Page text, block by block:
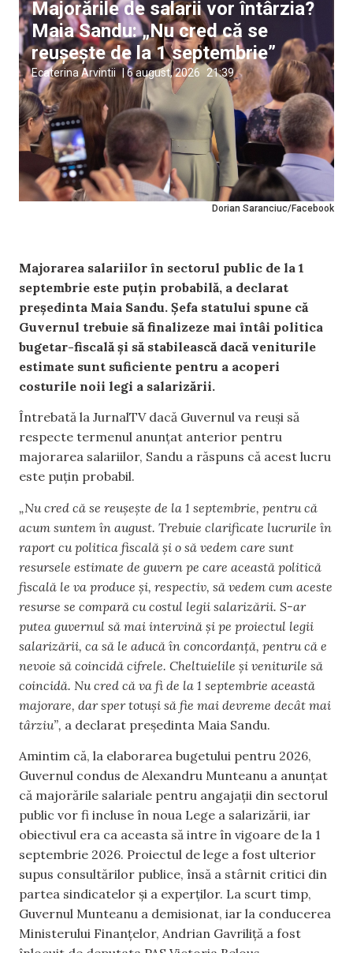
Dorian Saranciuc/Facebook
Majorările de salarii vor întârzia?
Maia Sandu: „Nu cred că se
reușește de la 1 septembrie”
Ecaterina Arvintii |6 august, 2026 21:39
Majorarea salariilor în sectorul public de la 1
septembrie este puțin probabilă, a declarat
președinta Maia Sandu. Șefa statului spune că
Guvernul trebuie să finalizeze mai întâi politica
bugetar-fiscală și să stabilească dacă veniturile
estimate sunt suficiente pentru a acoperi
costurile noii legi a salarizării.
Întrebată la JurnalTV dacă Guvernul va reuși să
respecte termenul anunțat anterior pentru
majorarea salariilor, Sandu a răspuns că acest lucru
este puțin probabil.
„Nu cred că se reușește de la 1 septembrie, pentru că
acum suntem în august. Trebuie clarificate lucrurile în
raport cu politica fiscală și o să vedem care sunt
resursele estimate de guvern pe care această politică
fiscală le va produce și, respectiv, să vedem cum aceste
resurse se compară cu costul legii salarizării. S-ar
putea guvernul să mai intervină și pe proiectul legii
salarizării, ca să le aducă în concordanță, pentru că e
nevoie să coincidă cifrele. Cheltuielile și veniturile să
coincidă. Nu cred că va fi de la 1 septembrie această
majorare, dar sper totuși să fie mai devreme decât mai
târziu”, a declarat președinta Maia Sandu.
Amintim că, la elaborarea bugetului pentru 2026,
Guvernul condus de Alexandru Munteanu a anunțat
că majorările salariale pentru angajații din sectorul
public vor fi incluse în noua Lege a salarizării, iar
obiectivul era ca aceasta să intre în vigoare de la 1
septembrie 2026. Proiectul de lege a fost ulterior
supus consultărilor publice, însă a stârnit critici din
partea sindicatelor și a experților. La scurt timp,
Guvernul Munteanu a demisionat, iar la conducerea
Ministerului Finanțelor, Andrian Gavriliță a fost